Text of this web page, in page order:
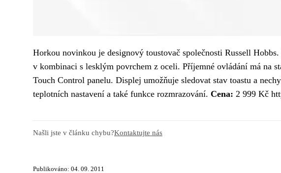
Horkou novinkou je designový toustovač společnosti Russell
v kombinaci s lesklým povrchem z oceli. Příjemné ovládání má na
Touch Control panelu. Displej umožňuje sledovat stav toastu a
teplotních nastavení a také funkce rozmrazování. Cena: 2 999 Kč
Našli jste v článku chybu?Kontaktujte nás
Publikováno: 04. 09. 2011